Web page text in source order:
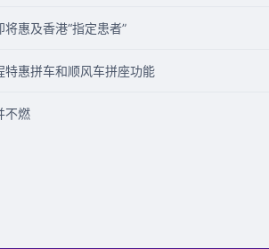
惠及香港“指定患者”
惠拼车和顺风车拼座功能
不燃